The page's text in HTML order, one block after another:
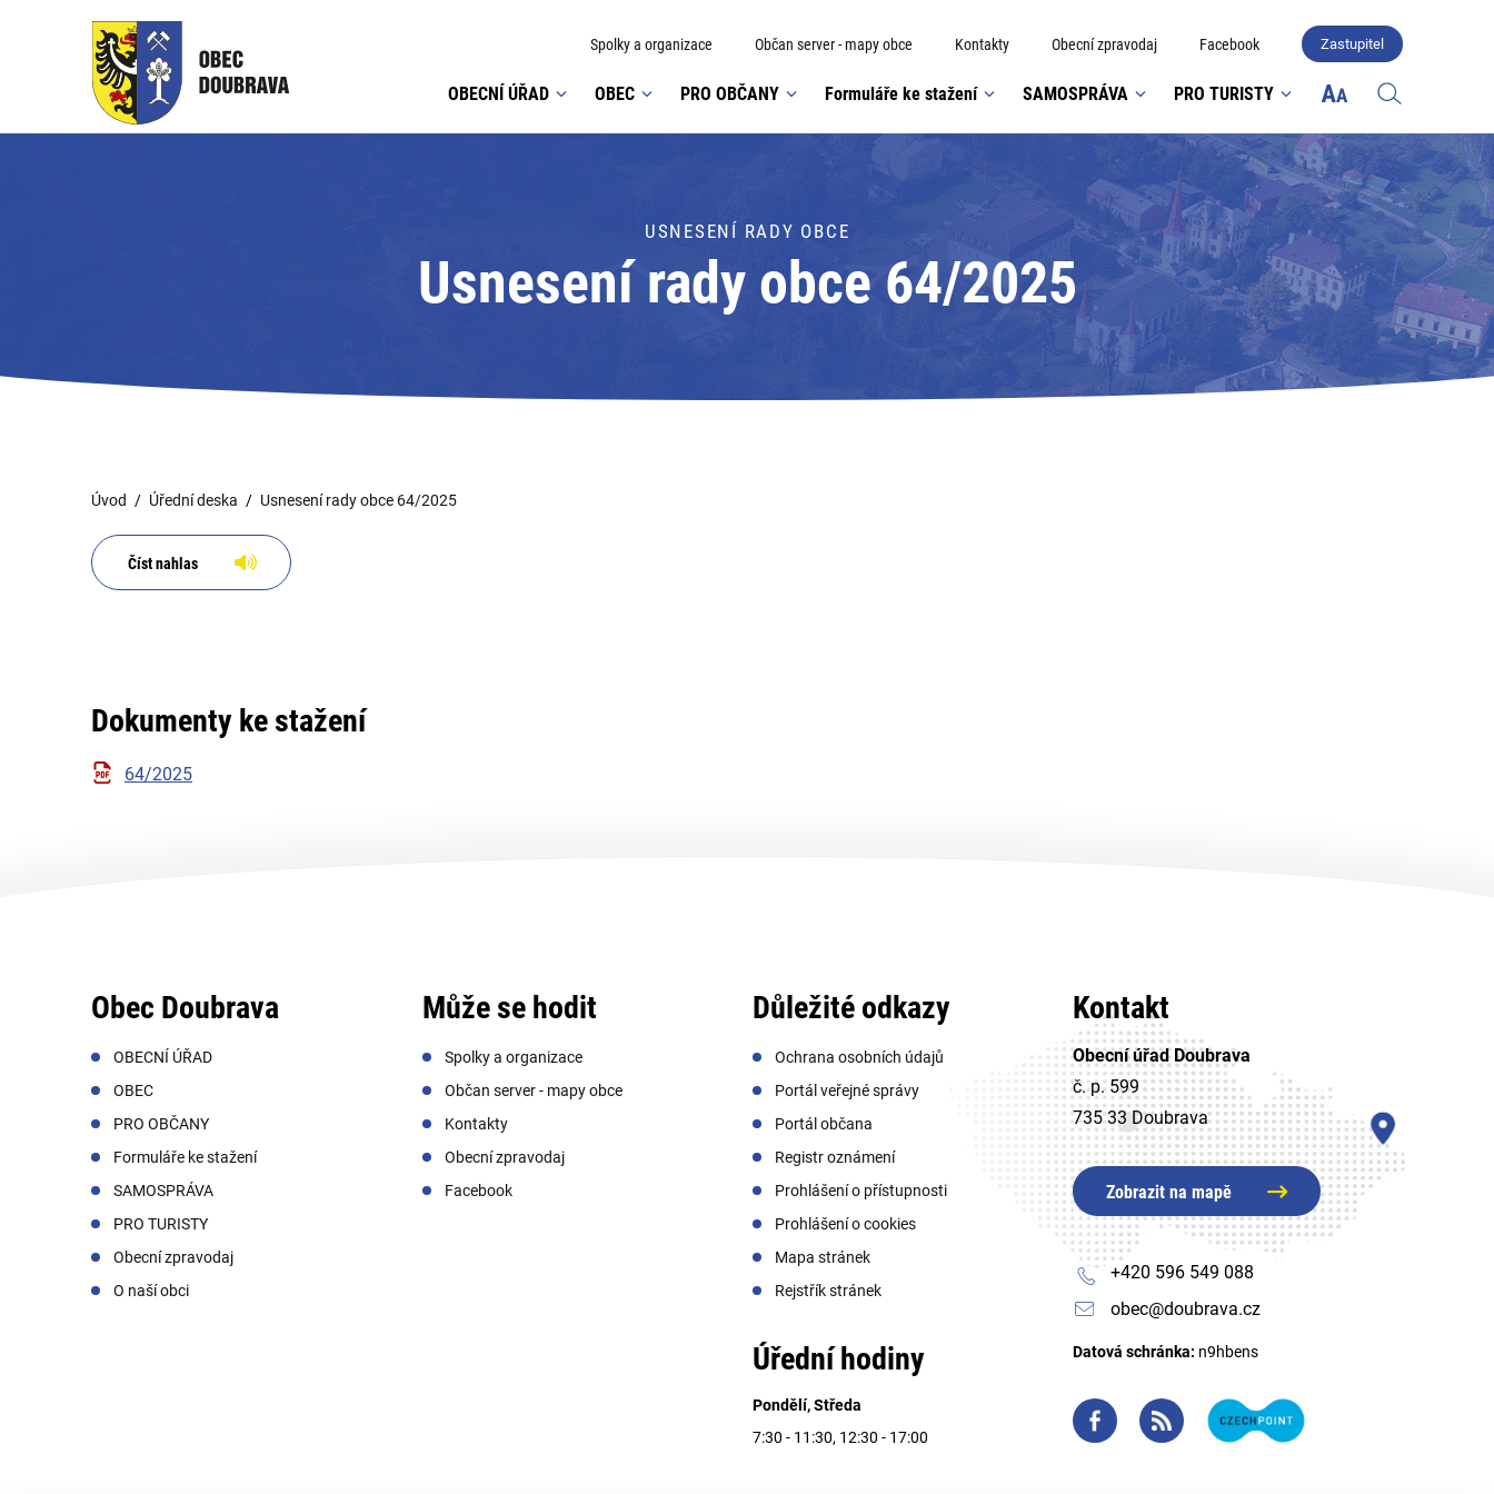
Spolky a organizace Občan server - mapy obce Kontakty Obecní zpravodaj Facebook Zastupitel
OBECNÍ ÚŘAD OBEC PRO OBČANY Formuláře ke stažení SAMOSPRÁVA PRO TURISTY
USNESENÍ RADY OBCE
Usnesení rady obce 64/2025
Úvod Úřední deska Usnesení rady obce 64/2025
Číst nahlas
Dokumenty ke stažení
64/2025
Obec Doubrava
OBECNÍ ÚŘAD
OBEC
PRO OBČANY
Formuláře ke stažení
SAMOSPRÁVA
PRO TURISTY
Obecní zpravodaj
O naší obci
Může se hodit
Spolky a organizace
Občan server - mapy obce
Kontakty
Obecní zpravodaj
Facebook
Důležité odkazy
Ochrana osobních údajů
Portál veřejné správy
Portál občana
Registr oznámení
Prohlášení o přístupnosti
Prohlášení o cookies
Mapa stránek
Rejstřík stránek
Úřední hodiny
Pondělí, Středa
7:30 - 11:30, 12:30 - 17:00
Kontakt
Obecní úřad Doubrava
č. p. 599
735 33 Doubrava
Zobrazit na mapě
+420 596 549 088
obec@doubrava.cz
Datová schránka: n9hbens